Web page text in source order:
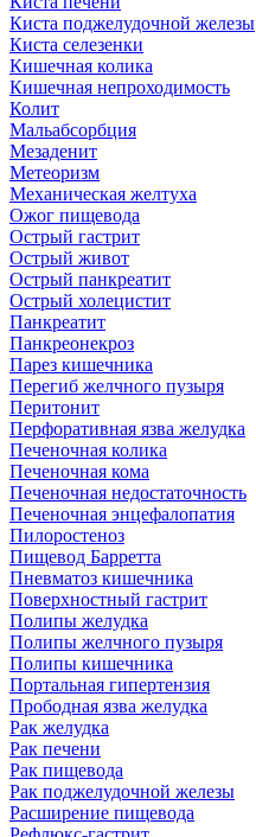
Киста поджелудочной железы
Киста селезенки
Кишечная колика
Кишечная непроходимость
Колит
Мальабсорбция
Мезаденит
Метеоризм
Механическая желтуха
Ожог пищевода
Острый гастрит
Острый живот
Острый панкреатит
Острый холецистит
Панкреатит
Панкреонекроз
Парез кишечника
Перегиб желчного пузыря
Перитонит
Перфоративная язва желудка
Печеночная колика
Печеночная кома
Печеночная недостаточность
Печеночная энцефалопатия
Пилоростеноз
Пищевод Барретта
Пневматоз кишечника
Поверхностный гастрит
Полипы желудка
Полипы желчного пузыря
Полипы кишечника
Портальная гипертензия
Прободная язва желудка
Рак желудка
Рак печени
Рак пищевода
Рак поджелудочной железы
Расширение пищевода